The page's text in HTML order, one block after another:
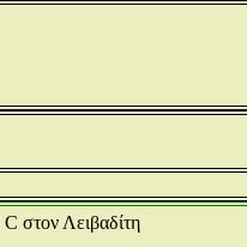
C στον Λειβαδίτη